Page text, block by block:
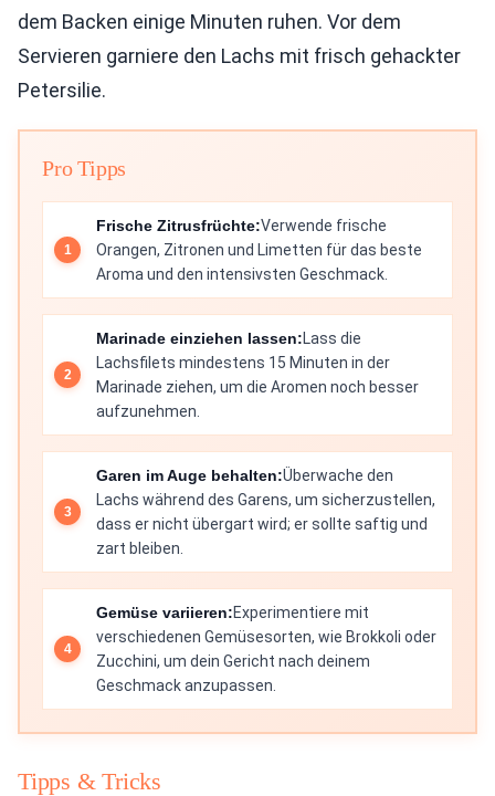
dem Backen einige Minuten ruhen. Vor dem
Servieren garniere den Lachs mit frisch gehackter
Petersilie.
Pro Tipps
Frische Zitrusfrüchte:Verwende frische
Orangen, Zitronen und Limetten für das beste
Aroma und den intensivsten Geschmack.
Marinade einziehen lassen:Lass die
Lachsfilets mindestens 15 Minuten in der
Marinade ziehen, um die Aromen noch besser
aufzunehmen.
Garen im Auge behalten:Überwache den
Lachs während des Garens, um sicherzustellen,
dass er nicht übergart wird; er sollte saftig und
zart bleiben.
Gemüse variieren:Experimentiere mit
verschiedenen Gemüsesorten, wie Brokkoli oder
Zucchini, um dein Gericht nach deinem
Geschmack anzupassen.
Tipps & Tricks